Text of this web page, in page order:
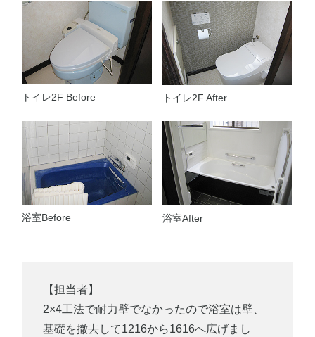
トイレ2F Before トイレ2F After
浴室Before 浴室After
【担当者】
2×4工法で耐力壁でなかったので浴室は壁、
基礎を撤去して1216から1616へ広げまし